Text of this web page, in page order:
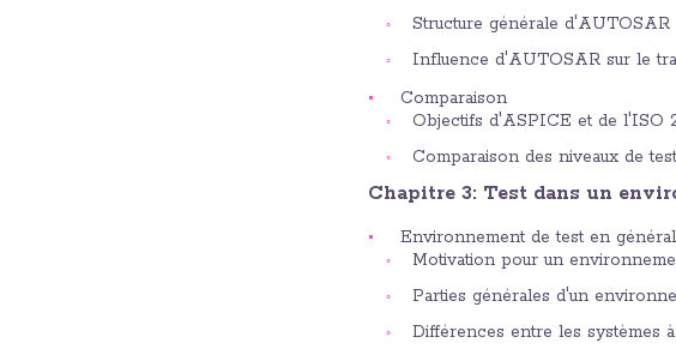
Structure générale d'AUTOSAR
Influence d'AUTOSAR sur le
Comparaison
Objectifs d'ASPICE et de l'ISO
Comparaison des niveaux de test
Chapitre 3: Test dans un
Environnement de test en général
Motivation pour un
Parties générales d'un
Différences entre les systèmes